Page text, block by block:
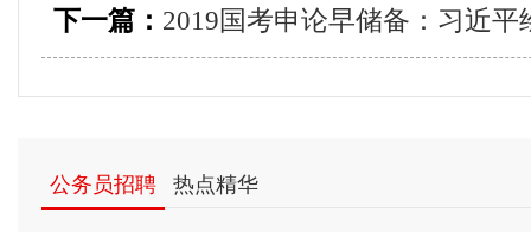
下一篇： 2019国考申论早储备：习近
公务员招聘 热点精华